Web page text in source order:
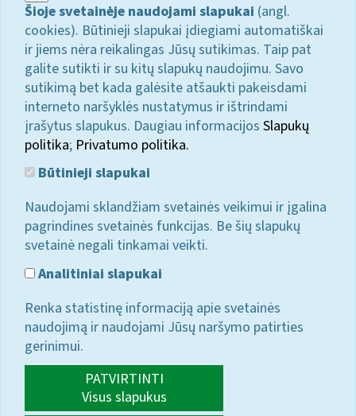
Šioje svetainėje naudojami slapukai (angl.
cookies). Būtinieji slapukai įdiegiami automatiškai
ir jiems nėra reikalingas Jūsų sutikimas. Taip pat
galite sutikti ir su kitų slapukų naudojimu. Savo
sutikimą bet kada galėsite atšaukti pakeisdami
interneto naršyklės nustatymus ir ištrindami
įrašytus slapukus. Daugiau informacijos Slapukų
politika; Privatumo politika.
Būtinieji slapukai
Naudojami sklandžiam svetainės veikimui ir įgalina
pagrindines svetainės funkcijas. Be šių slapukų
svetainė negali tinkamai veikti.
Analitiniai slapukai
Renka statistinę informaciją apie svetainės
naudojimą ir naudojami Jūsų naršymo patirties
gerinimui.
PATVIRTINTI
Visus slapukus